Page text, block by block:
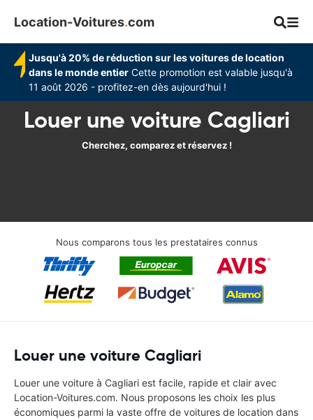
Location-Voitures.com
Jusqu'à 20% de réduction sur les voitures de location
dans le monde entier Cette promotion est valable jusqu'à
11 août 2026 - profitez-en dès aujourd'hui !
Louer une voiture Cagliari
Cherchez, comparez et réservez !
Nous comparons tous les prestataires connus
Louer une voiture Cagliari
Louer une voiture à Cagliari est facile, rapide et clair avec
Location-Voitures.com. Nous proposons les choix les plus
économiques parmi la vaste offre de voitures de location dans